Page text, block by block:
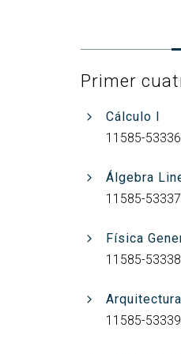
Bachelor
(BTTE)
Curriculum
Programa
Recorrido
(PARS)
Primer
Cálculo I
11585-
Álgebra
11585-
Física
11585-
11585-